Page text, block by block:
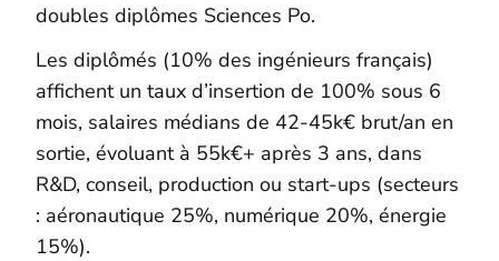
doubles diplômes Sciences Po.
Les diplômés (10% des ingénieurs français)
affichent un taux d’insertion de 100% sous 6
mois, salaires médians de 42-45k€ brut/an en
sortie, évoluant à 55k€+ après 3 ans, dans
R&D, conseil, production ou start-ups (secteurs
: aéronautique 25%, numérique 20%, énergie
15%).